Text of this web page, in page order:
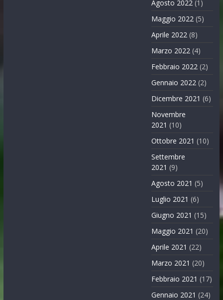
Agosto 2022 (1)
Maggio 2022 (5)
Aprile 2022 (8)
Marzo 2022 (4)
Febbraio 2022 (2)
Gennaio 2022 (2)
Dicembre 2021 (6)
Novembre
2021 (10)
Ottobre 2021 (10)
Settembre
2021 (9)
Agosto 2021 (5)
Luglio 2021 (6)
Giugno 2021 (15)
Maggio 2021 (20)
Aprile 2021 (22)
Marzo 2021 (20)
Febbraio 2021 (17)
Gennaio 2021 (24)